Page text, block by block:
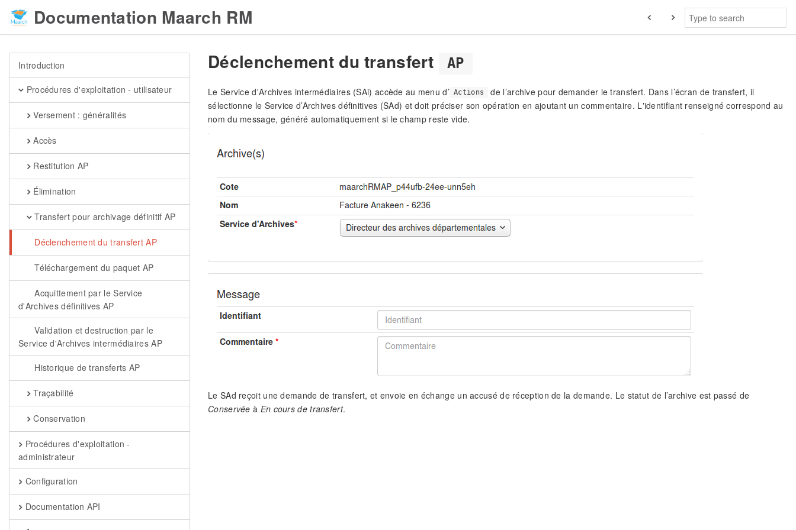
Documentation Maarch RM
Introduction
Procédures d'exploitation - utilisateur
Versement : généralités
Accès
Restitution AP
Élimination
Transfert pour archivage définitif AP
Déclenchement du transfert AP
Téléchargement du paquet AP
Acquittement par le Service
d'Archives définitives AP
Validation et destruction par le
Service d'Archives intermédiaires AP
Historique de transferts AP
Traçabilité
Conservation
Procédures d'exploitation -
administrateur
Configuration
Documentation API
Déclenchement du transfert AP
Le Service d'Archives intermédiaires (SAi) accède au menu d’ Actions
de l’archive pour demander le transfert. Dans l’écran de transfert, il
sélectionne le Service d’Archives définitives (SAd) et doit préciser son opération en ajoutant un commentaire. L'identifiant renseigné correspond au
nom du message, généré automatiquement si le champ reste vide.
Le SAd reçoit une demande de transfert, et envoie en échange un accusé de réception de la demande. Le statut de l’archive est passé de
Conservée à En cours de transfert.